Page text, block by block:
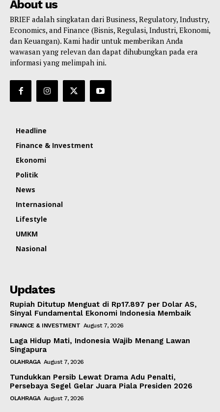
About us
BRIEF adalah singkatan dari Business, Regulatory, Industry,
Economics, and Finance (Bisnis, Regulasi, Industri, Ekonomi,
dan Keuangan). Kami hadir untuk memberikan Anda
wawasan yang relevan dan dapat dihubungkan pada era
informasi yang melimpah ini.
Headline
Finance & Investment
Ekonomi
Politik
News
Internasional
Lifestyle
UMKM
Nasional
Updates
Rupiah Ditutup Menguat di Rp17.897 per Dolar AS,
Sinyal Fundamental Ekonomi Indonesia Membaik
FINANCE & INVESTMENT August 7, 2026
Laga Hidup Mati, Indonesia Wajib Menang Lawan
Singapura
OLAHRAGA August 7, 2026
Tundukkan Persib Lewat Drama Adu Penalti,
Persebaya Segel Gelar Juara Piala Presiden 2026
OLAHRAGA August 7, 2026